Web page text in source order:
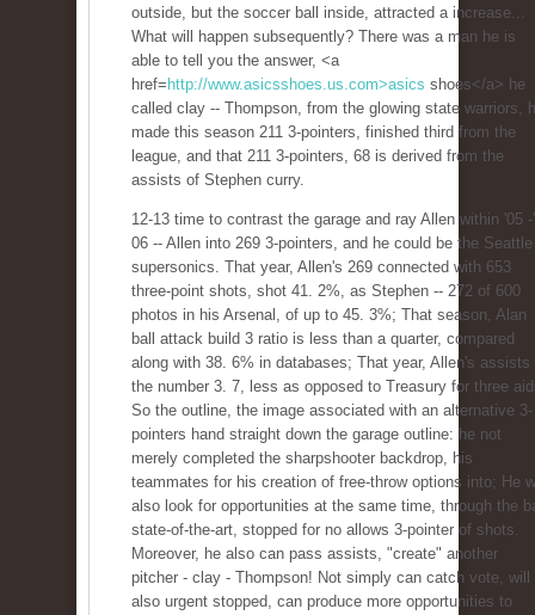
outside, but the soccer ball inside, attracted a increase...
What will happen subsequently? There was a man he is
able to tell you the answer, <a
href= http://www.asicsshoes.us.com>asics shoes</a> he
called clay -- Thompson, from the glowing state warriors,
made this season 211 3-pointers, finished third from the
league, and that 211 3-pointers, 68 is derived from the
assists of Stephen curry.
12-13 time to contrast the garage and ray Allen within '05 -'
06 -- Allen into 269 3-pointers, and he could be the Seattle
supersonics. That year, Allen's 269 connected with 653
three-point shots, shot 41. 2%, as Stephen -- 272 of 600
photos in his Arsenal, of up to 45. 3%; That season, Alan
ball attack build 3 ratio is less than a quarter, compared
along with 38. 6% in databases; That year, Allen's assists
the number 3. 7, less as opposed to Treasury for three
So the outline, the image associated with an alternative 3-
pointers hand straight down the garage outline: he not
merely completed the sharpshooter backdrop, his
teammates for his creation of free-throw options into; He
also look for opportunities at the same time, through the
state-of-the-art, stopped for no allows 3-pointer of shots.
Moreover, he also can pass assists, "create" another
pitcher - clay - Thompson! Not simply can catch vote, will
also urgent stopped, can produce more opportunities to